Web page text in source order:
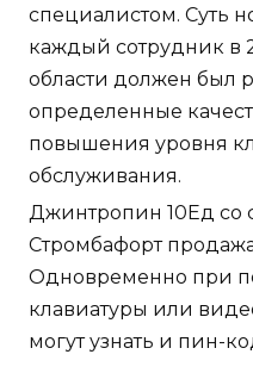
специалистом. Суть
каждый сотрудник в
области должен был
определенные
повышения уровня
обслуживания.
Джинтропин 10Ед
Стромбафорт
Одновременно при
клавиатуры или
могут узнать и пин-